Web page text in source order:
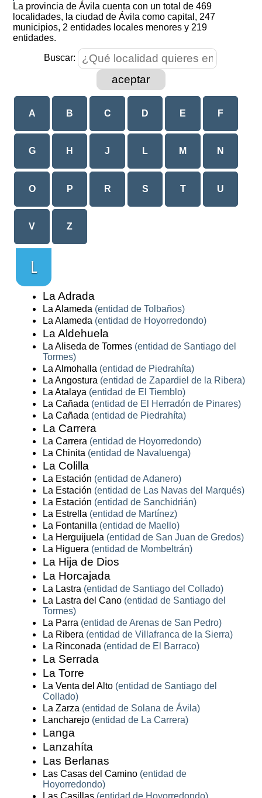
La provincia de Ávila cuenta con un total de 469
localidades, la ciudad de Ávila como capital, 247
municipios, 2 entidades locales menores y 219
entidades.
Buscar:
aceptar
A B C D E F
G H J L M N
O P R S T U
V Z
L
La Adrada
La Alameda (entidad de Tolbaños)
La Alameda (entidad de Hoyorredondo)
La Aldehuela
La Aliseda de Tormes (entidad de Santiago del
Tormes)
La Almohalla (entidad de Piedrahíta)
La Angostura (entidad de Zapardiel de la Ribera)
La Atalaya (entidad de El Tiemblo)
La Cañada (entidad de El Herradón de Pinares)
La Cañada (entidad de Piedrahíta)
La Carrera
La Carrera (entidad de Hoyorredondo)
La Chinita (entidad de Navaluenga)
La Colilla
La Estación (entidad de Adanero)
La Estación (entidad de Las Navas del Marqués)
La Estación (entidad de Sanchidrián)
La Estrella (entidad de Martínez)
La Fontanilla (entidad de Maello)
La Herguijuela (entidad de San Juan de Gredos)
La Higuera (entidad de Mombeltrán)
La Hija de Dios
La Horcajada
La Lastra (entidad de Santiago del Collado)
La Lastra del Cano (entidad de Santiago del
Tormes)
La Parra (entidad de Arenas de San Pedro)
La Ribera (entidad de Villafranca de la Sierra)
La Rinconada (entidad de El Barraco)
La Serrada
La Torre
La Venta del Alto (entidad de Santiago del
Collado)
La Zarza (entidad de Solana de Ávila)
Lancharejo (entidad de La Carrera)
Langa
Lanzahíta
Las Berlanas
Las Casas del Camino (entidad de
Hoyorredondo)